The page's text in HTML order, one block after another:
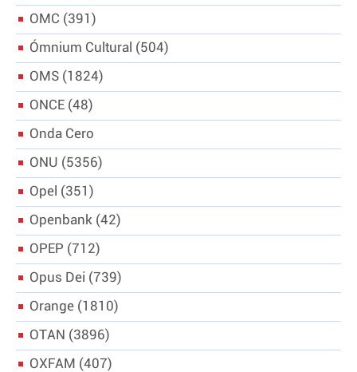
OMC
391
Ómnium Cultural
504
OMS
1824
ONCE 48
Onda Cero
ONU
5356
Opel
351
Openbank 42
OPEP
712
Opus Dei
739
Orange
1810
OTAN
3896
OXFAM
407